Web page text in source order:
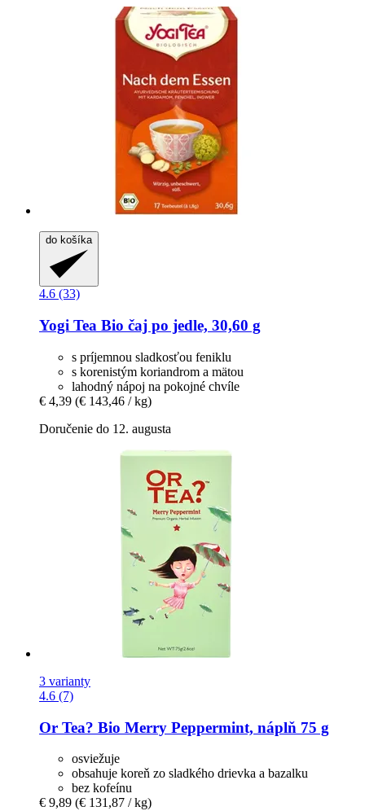
do košíka
4.6 (33)
Yogi Tea Bio čaj po jedle, 30,60 g
s príjemnou sladkosťou feniklu
s korenistým koriandrom a mätou
lahodný nápoj na pokojné chvíle
€ 4,39 (€ 143,46 / kg)
Doručenie do 12. augusta
3 varianty
4.6 (7)
Or Tea? Bio Merry Peppermint, náplň 75 g
osviežuje
obsahuje koreň zo sladkého drievka a bazalku
bez kofeínu
€ 9,89 (€ 131,87 / kg)